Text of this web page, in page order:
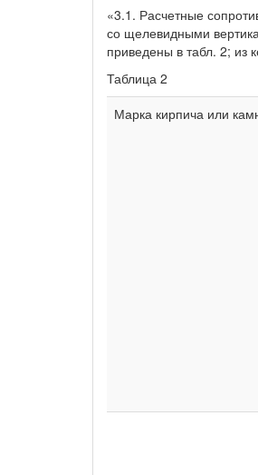
«3.1. Расчетные
со щелевидными
приведены в табл. 2; из
Таблица 2
Марка кирпича или